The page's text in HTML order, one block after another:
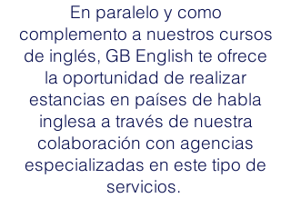
En paralelo y como
complemento a nuestros cursos
de inglés, GB English te ofrece
la oportunidad de realizar
estancias en países de habla
inglesa a través de nuestra
colaboración con agencias
especializadas en este tipo de
servicios.